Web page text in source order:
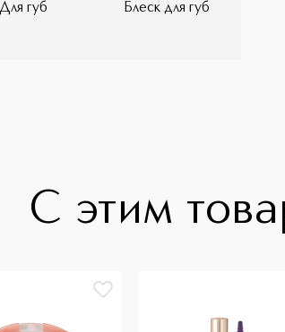
Для губ Блеск для губ
С этим